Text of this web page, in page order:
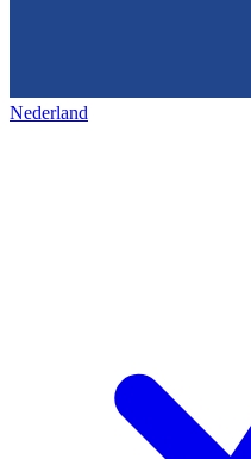
Nederland